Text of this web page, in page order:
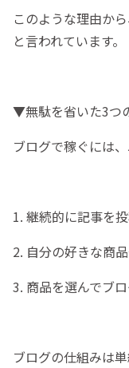
このような理由か
と言われています。
▼無駄を省いた3つ
ブログで稼ぐには
1. 継続的に記事を
2. 自分の好きな商
3. 商品を選んでブ
ブログの仕組みは